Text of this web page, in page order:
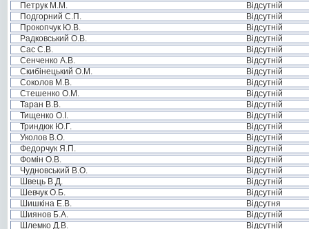
Петрук М.М.
Відсутній
Подгорний С.П.
Відсутній
Прокопчук Ю.В.
Відсутній
Радковський О.В.
Відсутній
Сас С.В.
Відсутній
Сенченко А.В.
Відсутній
Скибінецький О.М.
Відсутній
Соколов М.В.
Відсутній
Стешенко О.М.
Відсутній
Таран В.В.
Відсутній
Тищенко О.І.
Відсутній
Триндюк Ю.Г.
Відсутній
Уколов В.О.
Відсутній
Федорчук Я.П.
Відсутній
Фомін О.В.
Відсутній
Чудновський В.О.
Відсутній
Швець В.Д.
Відсутній
Шевчук О.Б.
Відсутній
Шишкіна Е.В.
Відсутня
Шиянов Б.А.
Відсутній
Шлемко Д.В.
Відсутній